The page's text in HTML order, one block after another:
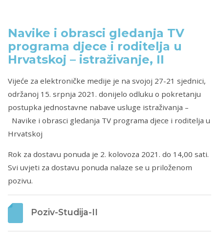
Navike i obrasci gledanja TV
programa djece i roditelja u
Hrvatskoj – istraživanje, II
Vijeće za elektroničke medije je na svojoj 27-21 sjednici,
održanoj 15. srpnja 2021. donijelo odluku o pokretanju
postupka jednostavne nabave usluge istraživanja –
Navike i obrasci gledanja TV programa djece i roditelja u
Hrvatskoj
Rok za dostavu ponuda je 2. kolovoza 2021. do 14,00 sati.
Svi uvjeti za dostavu ponuda nalaze se u priloženom
pozivu.
Poziv-Studija-II